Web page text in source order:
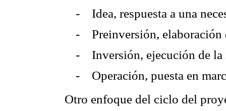
- Idea, respuesta a una
- Preinversión, elaboración
- Inversión, ejecución de la
- Operación, puesta en
 Otro enfoque del ciclo del